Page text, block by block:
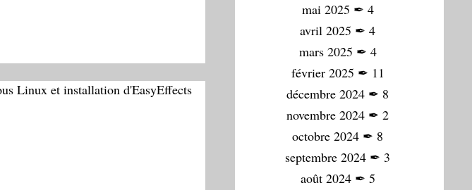
mai 2025 ✒ 4
avril 2025 ✒ 4
mars 2025 ✒ 4
février 2025 ✒ 11
décembre 2024 ✒ 8
novembre 2024 ✒ 2
octobre 2024 ✒ 8
septembre 2024 ✒ 3
août 2024✒ 5